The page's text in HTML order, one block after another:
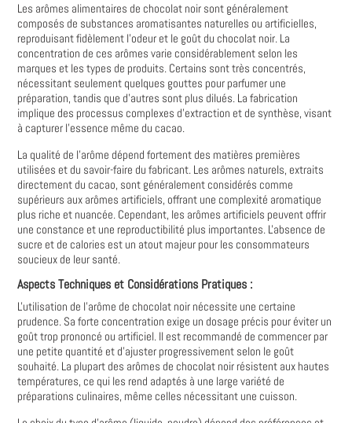
Les arômes alimentaires de chocolat noir sont généralement
composés de substances aromatisantes naturelles ou artificielles,
reproduisant fidèlement l'odeur et le goût du chocolat noir. La
concentration de ces arômes varie considérablement selon les
marques et les types de produits. Certains sont très concentrés,
nécessitant seulement quelques gouttes pour parfumer une
préparation, tandis que d'autres sont plus dilués. La fabrication
implique des processus complexes d'extraction et de synthèse, visant
à capturer l'essence même du cacao.
La qualité de l'arôme dépend fortement des matières premières
utilisées et du savoir-faire du fabricant. Les arômes naturels, extraits
directement du cacao, sont généralement considérés comme
supérieurs aux arômes artificiels, offrant une complexité aromatique
plus riche et nuancée. Cependant, les arômes artificiels peuvent offrir
une constance et une reproductibilité plus importantes. L'absence de
sucre et de calories est un atout majeur pour les consommateurs
soucieux de leur santé.
Aspects Techniques et Considérations Pratiques :
L'utilisation de l'arôme de chocolat noir nécessite une certaine
prudence. Sa forte concentration exige un dosage précis pour éviter un
goût trop prononcé ou artificiel. Il est recommandé de commencer par
une petite quantité et d'ajuster progressivement selon le goût
souhaité. La plupart des arômes de chocolat noir résistent aux hautes
températures, ce qui les rend adaptés à une large variété de
préparations culinaires, même celles nécessitant une cuisson.